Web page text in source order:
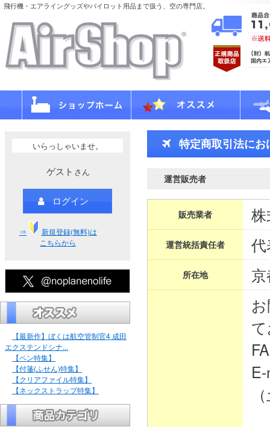
飛行機・エアライングッズやパイロット用品まで扱う、空の専門店。
いらっしゃいませ。
ゲスト さん
ログイン
⇒
新規登録(無料)は
こちらから
【最新作】ぼくは航空管制官4 成田
エクステンドシナ...
【ペン特集】
【付箋(ふせん)特集】
【クリアファイル特集】
【ネックストラップ特集】
特定商取引法にお
運営販売者
販売業者
運営統括責任者
所在地